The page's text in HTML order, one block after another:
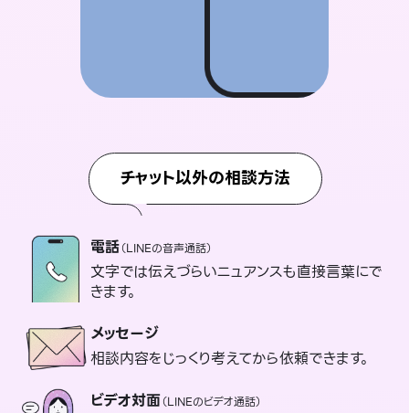
チャット以外の相談方法
電話（LINEの音声通話）
文字では伝えづらいニュアンスも直接言葉にで
きます。
メッセージ
相談内容をじっくり考えてから依頼できます。
ビデオ対面（LINEのビデオ通話）